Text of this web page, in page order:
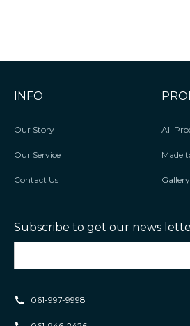
INFO
Our Story
Our Service
Contact Us
All
Made
Gallery
Subscribe to get our news
061-997-9998